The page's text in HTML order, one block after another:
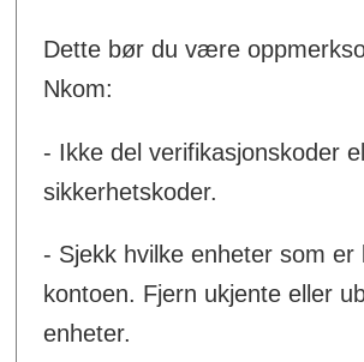
Dette bør du være
Nkom:
- Ikke del verifikasjonskoder
sikkerhetskoder.
- Sjekk hvilke enheter som er
kontoen. Fjern ukjente eller
enheter.